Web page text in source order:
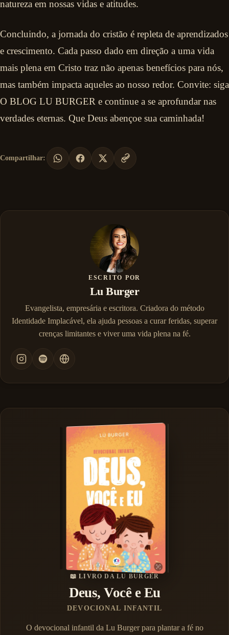
natureza em nossas vidas e atitudes.
Concluindo, a jornada do cristão é repleta de aprendizados
e crescimento. Cada passo dado em direção a uma vida
mais plena em Cristo traz não apenas benefícios para nós,
mas também impacta aqueles ao nosso redor. Convite: siga
O BLOG LU BURGER e continue a se aprofundar nas
verdades eternas. Que Deus abençoe sua caminhada!
Compartilhar:
ESCRITO POR
Lu Burger
Evangelista, empresária e escritora. Criadora do método
Identidade Implacável, ela ajuda pessoas a curar feridas, superar
crenças limitantes e viver uma vida plena na fé.
📖 LIVRO DA LU BURGER
Deus, Você e Eu
DEVOCIONAL INFANTIL
O devocional infantil da Lu Burger para plantar a fé no